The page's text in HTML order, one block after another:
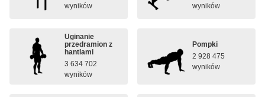
wyników
wyników
Uginanie
przedramion z
hantlami
3 634 702
wyników
Pompki
2 928 475
wyników